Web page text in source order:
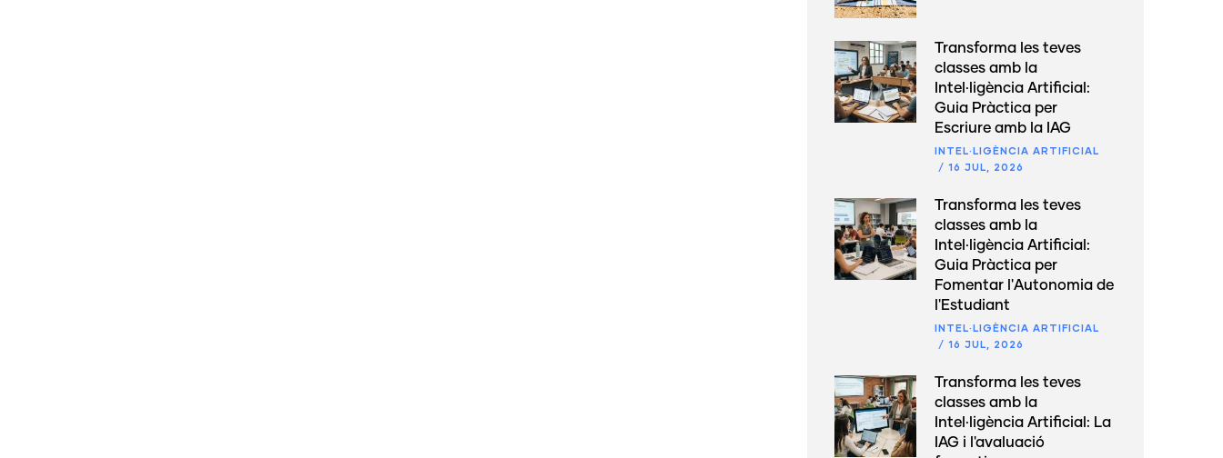
Transforma les teves
classes amb la
Intel·ligència Artificial:
Guia Pràctica per
Escriure amb la IAG
INTEL·LIGÈNCIA ARTIFICIAL
/ 16 JUL, 2026
Transforma les teves
classes amb la
Intel·ligència Artificial:
Guia Pràctica per
Fomentar l'Autonomia de
l'Estudiant
INTEL·LIGÈNCIA ARTIFICIAL
/ 16 JUL, 2026
Transforma les teves
classes amb la
Intel·ligència Artificial: La
IAG i l'avaluació